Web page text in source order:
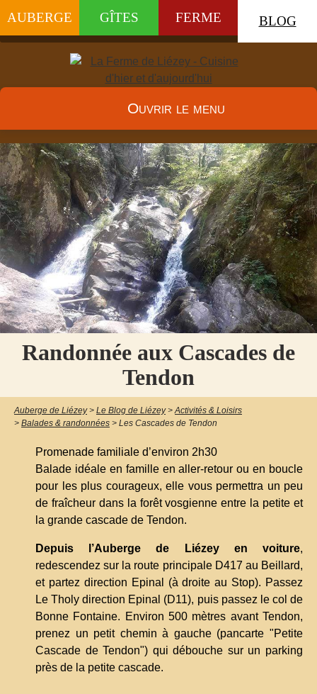
AUBERGE GÎTES FERME BLOG
Ouvrir le menu
Randonnée aux Cascades de
Tendon
Auberge de Liézey > Le Blog de Liézey > Activités & Loisirs
> Balades & randonnées > Les Cascades de Tendon
Promenade familiale d’environ 2h30
Balade idéale en famille en aller-retour ou en boucle
pour les plus courageux, elle vous permettra un peu
de fraîcheur dans la forêt vosgienne entre la petite et
la grande cascade de Tendon.
Depuis l’Auberge de Liézey en voiture,
redescendez sur la route principale D417 au Beillard,
et partez direction Epinal (à droite au Stop). Passez
Le Tholy direction Epinal (D11), puis passez le col de
Bonne Fontaine. Environ 500 mètres avant Tendon,
prenez un petit chemin à gauche (pancarte "Petite
Cascade de Tendon") qui débouche sur un parking
près de la petite cascade.